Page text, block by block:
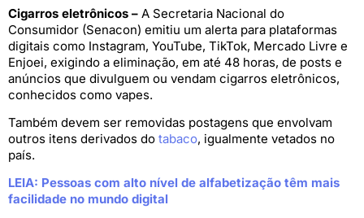
Cigarros eletrônicos – A Secretaria Nacional do
Consumidor (Senacon) emitiu um alerta para plataformas
digitais como Instagram, YouTube, TikTok, Mercado Livre e
Enjoei, exigindo a eliminação, em até 48 horas, de posts e
anúncios que divulguem ou vendam cigarros eletrônicos,
conhecidos como vapes.
Também devem ser removidas postagens que envolvam
outros itens derivados do tabaco, igualmente vetados no
país.
LEIA: Pessoas com alto nível de alfabetização têm mais
facilidade no mundo digital